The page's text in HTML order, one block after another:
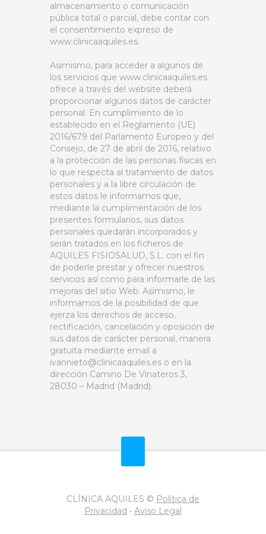
almacenamiento o comunicación
pública total o parcial, debe contar con
el consentimiento expreso de
www.clinicaaquiles.es.
Asimismo, para acceder a algunos de
los servicios que www.clinicaaquiles.es
ofrece a través del website deberá
proporcionar algunos datos de carácter
personal. En cumplimiento de lo
establecido en el Reglamento (UE)
2016/679 del Parlamento Europeo y del
Consejo, de 27 de abril de 2016, relativo
a la protección de las personas físicas en
lo que respecta al tratamiento de datos
personales y a la libre circulación de
estos datos le informamos que,
mediante la cumplimentación de los
presentes formularios, sus datos
personales quedarán incorporados y
serán tratados en los ficheros de
AQUILES FISIOSALUD, S.L. con el fin
de poderle prestar y ofrecer nuestros
servicios así como para informarle de las
mejoras del sitio Web. Asimismo, le
informamos de la posibilidad de que
ejerza los derechos de acceso,
rectificación, cancelación y oposición de
sus datos de carácter personal, manera
gratuita mediante email a
ivannieto@clinicaaquiles.es o en la
dirección Camino De Vinateros 3,
28030 – Madrid (Madrid).
CLÍNICA AQUILES © Política de
Privacidad • Aviso Legal